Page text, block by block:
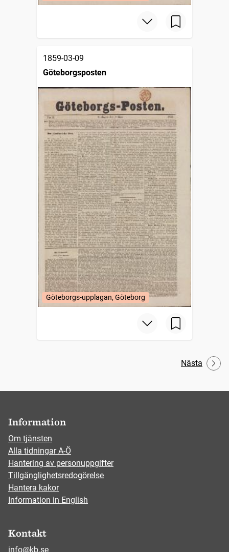
1859-03-09
Göteborgsposten
Göteborgs-upplagan, Göteborg
Nästa
Information
Om tjänsten
Alla tidningar A-Ö
Hantering av personuppgifter
Tillgänglighetsredogörelse
Hantera kakor
Information in English
Kontakt
info@kb.se